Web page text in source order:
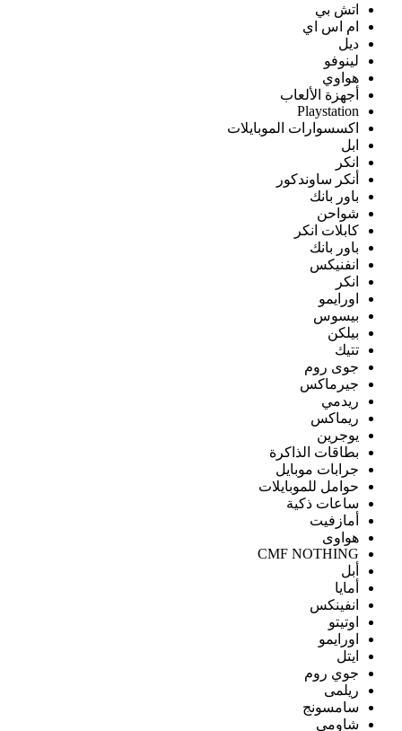
اتش بي
ام اس اي
ديل
لينوفو
هواوي
أجهزة الألعاب
Playstation
اكسسوارات الموبايلات
ابل
انكر
أنكر ساوندكور
باور بانك
شواحن
كابلات انكر
باور بانك
انفنيكس
انكر
اورايمو
بيسوس
بيلكن
تتيك
جوى روم
جيرماكس
ريدمي
ريماكس
يوجرين
بطاقات الذاكرة
جرابات موبايل
حوامل للموبايلات
ساعات ذكية
أمازفيت
هواوى
CMF NOTHING
أبل
أمايا
انفينكس
اوتيتو
اورايمو
ايتل
جوي روم
ريلمى
سامسونج
شاومى